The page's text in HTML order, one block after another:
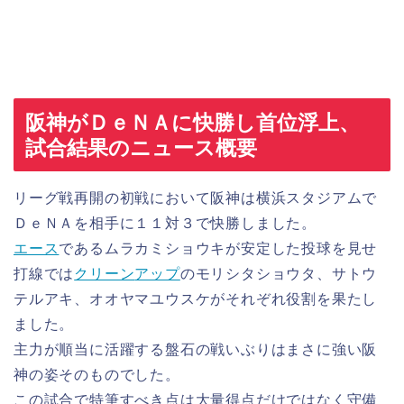
阪神がＤｅＮＡに快勝し首位浮上、
試合結果のニュース概要
リーグ戦再開の初戦において阪神は横浜スタジアムで
ＤｅＮＡを相手に１１対３で快勝しました。
エースであるムラカミショウキが安定した投球を見せ
打線では クリーンアップのモリシタショウタ、サトウ
テルアキ、オオヤマユウスケがそれぞれ役割を果たし
ました。
主力が順当に活躍する盤石の戦いぶりはまさに強い阪
神の姿そのものでした。
この試合で特筆すべき点は大量得点だけではなく守備